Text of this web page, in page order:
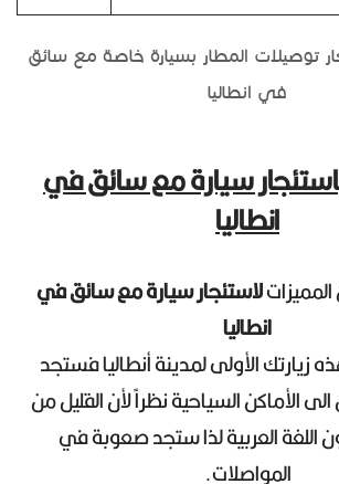
توصيلات المطار بسيارة خاصة مع سائق
في انطاليا
سيارة مع سائق في
انطاليا
لاستئجار سيارة مع سائق في
انطاليا
زيارتك الأولى لمدينة أنطاليا فستجد
الأماكن السياحية نظراً لأن القليل من
اللغة العربية لذا ستجد صعوبة في
المواصلات.